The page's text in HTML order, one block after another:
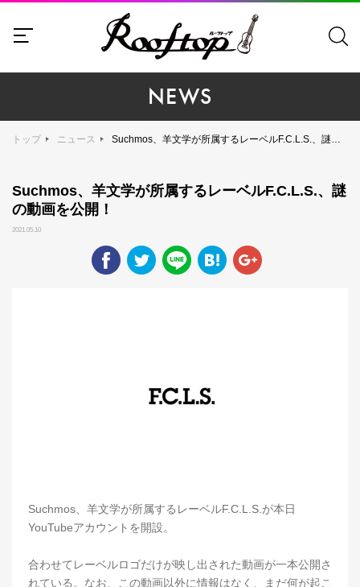
NEWS
トップ ニュース Suchmos、羊文学が所属するレーベルF.C.L.S.、謎の動画を公開！
Suchmos、羊文学が所属するレーベルF.C.L.S.、謎
の動画を公開！
2021.05.10
Suchmos、羊文学が所属するレーベルF.C.L.S.が本日
YouTubeアカウントを開設。
合わせてレーベルロゴだけが映し出された動画が一本公開さ
れている。なお、この動画以外に情報はなく、まだ何が起こ